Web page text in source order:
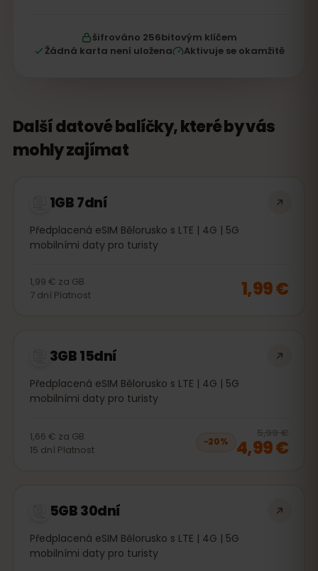
šifrováno 256bitovým klíčem
Žádná karta není uložena
Aktivuje se okamžitě
Další datové balíčky, které by vás
mohly zajímat
1GB 7dní
Předplacená eSIM Bělorusko s LTE | 4G | 5G
mobilními daty pro turisty
1,99 € za GB
7 dní Platnost 1,99 €
3GB 15dní
Předplacená eSIM Bělorusko s LTE | 4G | 5G
mobilními daty pro turisty
1,66 € za GB
15 dní Platnost
−20%
5,99 €
4,99 €
5GB 30dní
Předplacená eSIM Bělorusko s LTE | 4G | 5G
mobilními daty pro turisty